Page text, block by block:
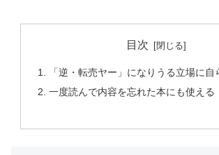
目次
「逆・転売ヤー」になりうる立場に
一度読んで内容を忘れた本にも使える